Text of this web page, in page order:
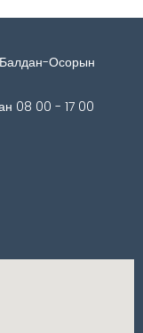
Осорын
08 00 - 17 00